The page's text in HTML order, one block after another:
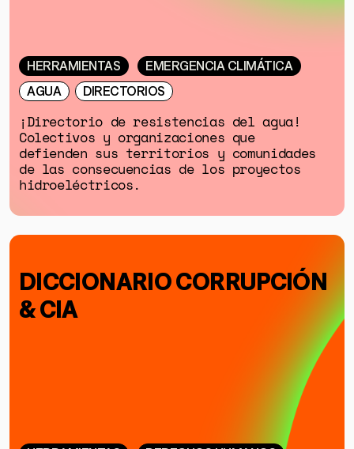
GÉNERO
DERECHOS HUMANOS
SALUD MENTAL
EMERGENCIA CLIMÁTICA
HERRAMIENTAS
SOBRE MUTANTE
HERRAMIENTAS
EMERGENCIA CLIMÁTICA
AGUA
DIRECTORIOS
¡Directorio de resistencias del agua!
Colectivos y organizaciones que
defienden sus territorios y comunidades
de las consecuencias de los proyectos
hidroeléctricos.
DICCIONARIO CORRUPCIÓN
& CIA